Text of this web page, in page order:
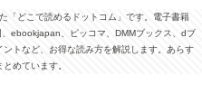
「どこで読めるドットコム」です。電子書籍
ebookjapan、ピッコマ、DMMブックス、dブ
トなど、お得な読み方を解説します。あらす
めています。